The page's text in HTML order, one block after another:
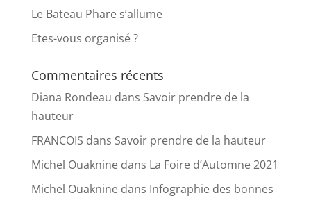
Le Bateau Phare s’allume
Etes-vous organisé ?
Commentaires récents
Diana Rondeau dans Savoir prendre de la
hauteur
FRANCOIS dans Savoir prendre de la hauteur
Michel Ouakninedans La Foire d’Automne 2021
Michel Ouakninedans Infographie des bonnes